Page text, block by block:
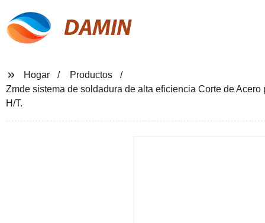
DAMIN
Hogar
Productos
Zmde sistema de soldadura de alta eficiencia Corte de
H/T.